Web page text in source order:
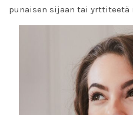
punaisen sijaan tai yrttiteetä